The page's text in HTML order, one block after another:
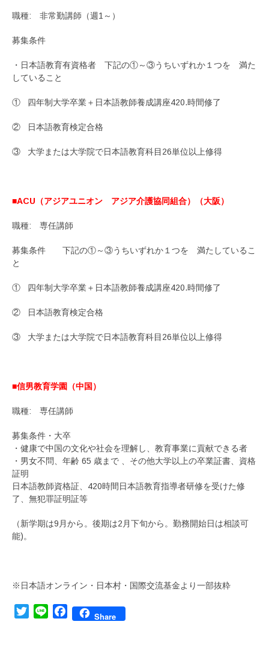
職種: 非常勤講師（週1～）
募集条件
・日本語教育有資格者 下記の①～③うちいずれか１つを 満た
していること
① 四年制大学卒業＋日本語教師養成講座420.時間修了
② 日本語教育検定合格
③ 大学または大学院で日本語教育科目26単位以上修得
■ACU（アジアユニオン アジア介護協同組合）（大阪）
職種: 専任講師
募集条件 下記の①～③うちいずれか１つを 満たしているこ
と
① 四年制大学卒業＋日本語教師養成講座420.時間修了
② 日本語教育検定合格
③ 大学または大学院で日本語教育科目26単位以上修得
■信男教育学園（中国）
職種: 専任講師
募集条件・大卒
・健康で中国の文化や社会を理解し、教育事業に貢献できる者
・男女不問、年齢 65 歳まで 、その他大学以上の卒業証書、資格
証明
日本語教師資格証、420時間日本語教育指導者研修を受けた修
了、無犯罪証明証等
（新学期は9月から。後期は2月下旬から。勤務開始日は相談可
能)。
※日本語オンライン・日本村・国際交流基金より一部抜粋
TwitterLine FacebookShare